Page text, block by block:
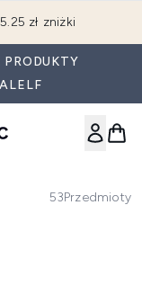
zł zniżki
53Przedmioty